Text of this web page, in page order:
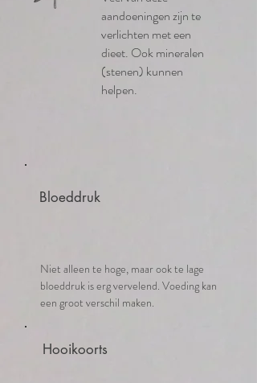
aandoeningen zijn te
verlichten met een
dieet. Ook mineralen
(stenen) kunnen
helpen.
Bloeddruk
Niet alleen te hoge, maar ook te lage
bloeddruk is erg vervelend. Voeding kan
een groot verschil maken.
Hooikoorts